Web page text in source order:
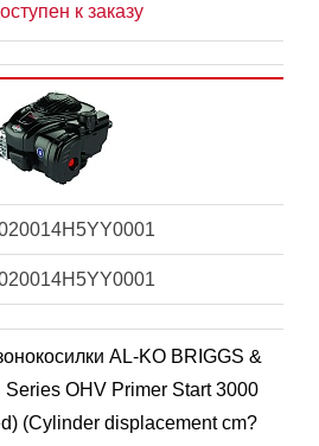
к заказу
AL-KO BRIGGS &
OHV Primer Start 3000
(Cylinder displacement cm?